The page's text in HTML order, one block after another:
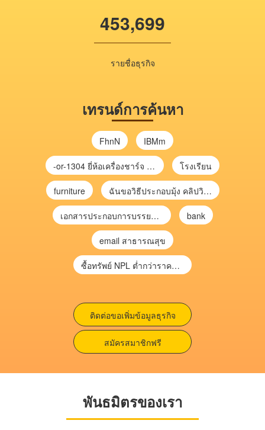
453,699
รายชื่อธุรกิจ
เทรนด์การค้นหา
FhnN IBMm
-or-1304 ยี่ห้อเครื่องชาร์จ chargecore โรงเรียน
furniture ฉันขอวิธีประกอบมุ้ง คลิปวิดีโอ การประกอบมุ้ง
เอกสารประกอบการบรรยาย การประเมินความเสี่ยงเพื่อวางแผนการตรวจสอบ \ bank
email สาธารณสุข
ซื้อทรัพย์ NPL ต่ำกว่าราคาตลาด 30-70% แบบไม่ต้องไปประมูล”
ติดต่อขอเพิ่มข้อมูลธุรกิจ
สมัครสมาชิกฟรี
พันธมิตรของเรา